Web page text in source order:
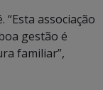
associação
gestão é
familiar”,